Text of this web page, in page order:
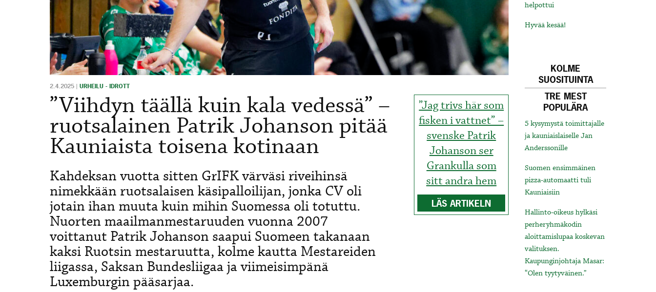
”Jag trivs här som
fisken i vattnet” –
svenske Patrik
Johanson ser
Grankulla som
sitt andra hem
LÄS ARTIKELN
2.4.2025 | URHEILU - IDROTT
”Viihdyn täällä kuin kala vedessä” –
ruotsalainen Patrik Johanson pitää
Kauniaista toisena kotinaan
Kahdeksan vuotta sitten GrIFK värväsi riveihinsä
nimekkään ruotsalaisen käsipalloilijan, jonka CV oli
jotain ihan muuta kuin mihin Suomessa oli totuttu.
Nuorten maailmanmestaruuden vuonna 2007
voittanut Patrik Johanson saapui Suomeen takanaan
kaksi Ruotsin mestaruutta, kolme kautta Mestareiden
liigassa, Saksan Bundesliigaa ja viimeisimpänä
Luxemburgin pääsarjaa.
helpottui
Hyvää kesää!
KOLME
SUOSITUINTA
TRE MEST
POPULÄRA
5 kysymystä toimittajalle
ja kauniaislaiselle Jan
Anderssonille
Suomen ensimmäinen
pizza-automaatti tuli
Kauniaisiin
Hallinto-oikeus hylkäsi
perheryhmäkodin
aloittamislupaa koskevan
valituksen.
Kaupunginjohtaja Masar:
“Olen tyytyväinen.”